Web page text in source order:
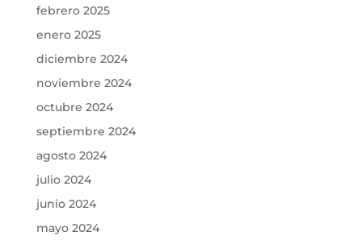
febrero 2025
enero 2025
diciembre 2024
noviembre 2024
octubre 2024
septiembre 2024
agosto 2024
julio 2024
junio 2024
mayo 2024